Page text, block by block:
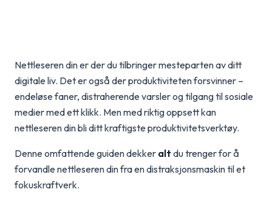
Nettleseren din er der du tilbringer mesteparten av ditt
digitale liv. Det er også der produktiviteten forsvinner –
endeløse faner, distraherende varsler og tilgang til sosiale
medier med ett klikk. Men med riktig oppsett kan
nettleseren din bli ditt kraftigste produktivitetsverktøy.
Denne omfattende guiden dekker alt du trenger for å
forvandle nettleseren din fra en distraksjonsmaskin til et
fokuskraftverk.